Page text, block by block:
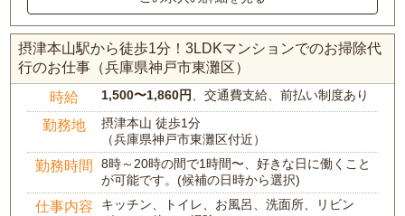
摂津本山駅から徒歩1分！3LDKマンションでのお掃除代
行のお仕事（兵庫県神戸市東灘区）
時給 1,500〜1,860円 、交通費支給、前払い制度あり
勤務地
摂津本山 徒歩1分
（兵庫県神戸市東灘区付近）
勤務時間
8時～20時の間で1時間〜、好きな日に働くこと
が可能です。(候補の日時から選択)
仕事内容
キッチン、トイレ、お風呂、洗面所、リビン